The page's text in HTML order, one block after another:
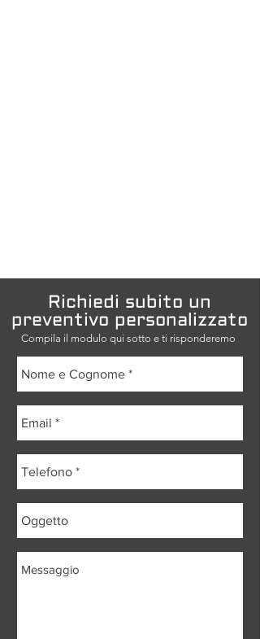
Richiedi subito un
preventivo personalizzato
Compila il modulo qui sotto e ti risponderemo